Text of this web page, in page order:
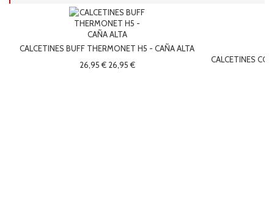
CALCETINES BUFF THERMONET H5 - CAÑA ALTA
26,95 € 26,95 €
CALCETINES